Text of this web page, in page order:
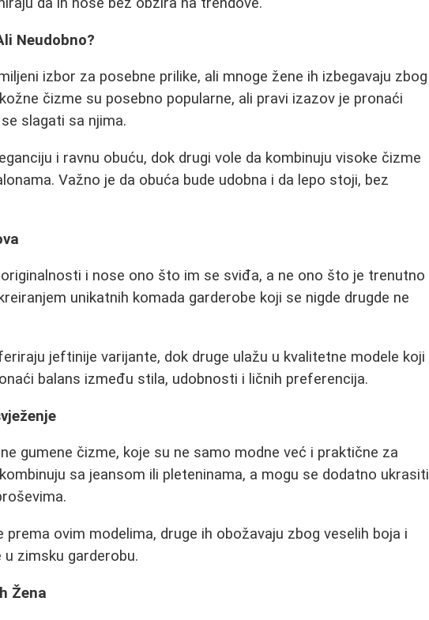
Neudobno?
izbor za posebne prilike, ali mnoge žene ih izbegavaju zbog
čizme su posebno popularne, ali pravi izazov je pronaći
slagati sa njima.
i ravnu obuću, dok drugi vole da kombinuju visoke čizme
Važno je da obuća bude udobna i da lepo stoji, bez
i nose ono što im se sviđa, a ne ono što je trenutno
unikatnih komada garderobe koji se nigde drugde ne
jeftinije varijante, dok druge ulažu u kvalitetne modele koji
balans između stila, udobnosti i ličnih preferencija.
gumene čizme, koje su ne samo modne već i praktične za
sa jeansom ili pleteninama, a mogu se dodatno ukrasiti
prema ovim modelima, druge ih obožavaju zbog veselih boja i
zimsku garderobu.
Žena